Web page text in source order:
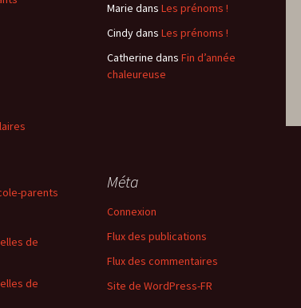
Marie dans Les prénoms !
Cindydans Les prénoms !
Catherine dans Fin d’année
chaleureuse
parents
de
de
Méta
Connexion
Flux des publications
Flux des commentaires
Site de WordPress-FR